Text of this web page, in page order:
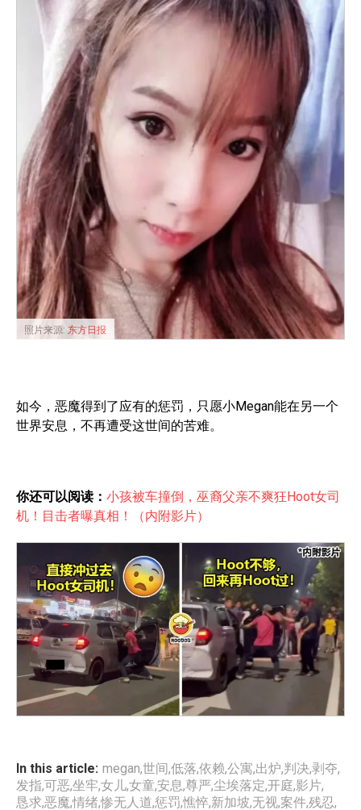
照片来源: 东方日报
如今，恶魔得到了应有的惩罚，只愿小Megan能在另一个
世界安息，不再遭受这世间的苦难。
你还可以阅读： 小孩被车撞倒，巫裔父亲不爽狂Hoot女司
机！目击者曝真相！（内附影片）
In this article: megan,世间,低落,依赖,公寓,出炉,判决,剥夺,
发指,可恶,坐牢,女儿,女童,安息,尊严,尘埃落定,开庭,影片,
恳求,恶魔,情绪,惨无人道,惩罚,憔悴,新加坡,无视,案件,残忍,